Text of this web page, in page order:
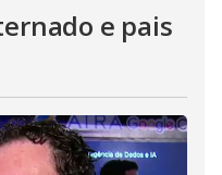
e pais